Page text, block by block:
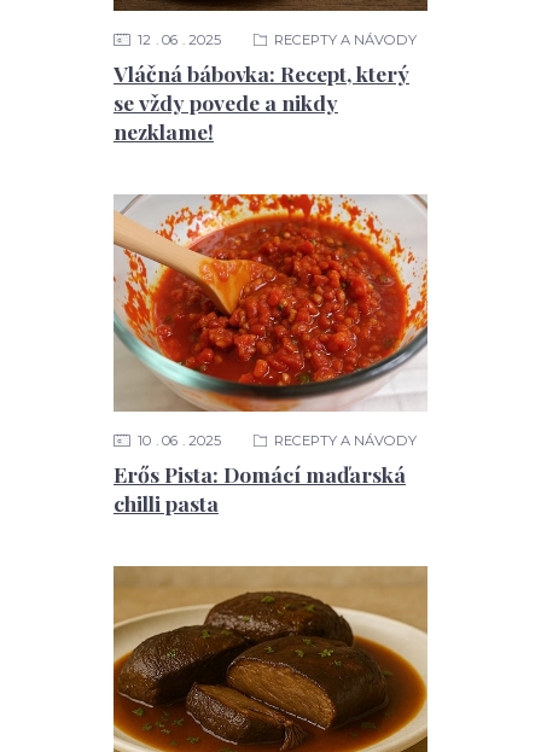
Vláčná bábovka: Recept, který
se vždy povede a nikdy
nezklame!
12 06 2025 RECEPTY A NÁVODY
Erős Pista: Domácí maďarská
chilli pasta
10 06 2025 RECEPTY A NÁVODY